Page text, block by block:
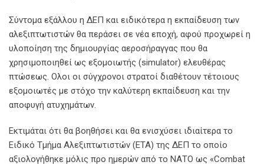
Σύντομα εξάλλου η ΔΕΠ και ειδικότερα η εκπαίδευση των
αλεξιπτωτιστών θα περάσει σε νέα εποχή, αφού προχωρεί η
υλοποίηση της δημιουργίας αεροσήραγγας που θα
χρησιμοποιηθεί ως εξομοιωτής (simulator) ελευθέρας
πτώσεως. Ολοι οι σύγχρονοι στρατοί διαθέτουν τέτοιους
εξομοιωτές με στόχο την καλύτερη εκπαίδευση και την
αποφυγή ατυχημάτων.
Εκτιμάται ότι θα βοηθήσει και θα ενισχύσει ιδιαίτερα το
Ειδικό Τμήμα Αλεξιπτωτιστών (ΕΤΑ) της ΔΕΠ το οποίο
αξιολογήθηκε μόλις προ ημερών από το ΝΑΤΟ ως «Combat